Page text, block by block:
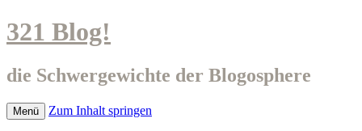
321 Blog!
die Schwergewichte der Blogosphere
Menü Zum Inhalt springen